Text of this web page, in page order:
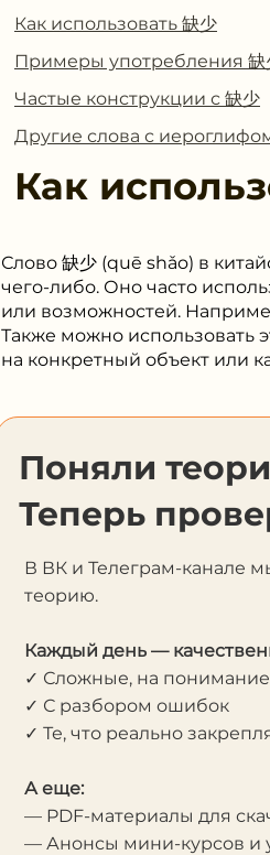
Как использовать 缺少
Примеры употребления 缺
Частые конструкции с 缺少
Другие слова с
Как
Слово 缺少 (quē shǎo) в
чего-либо. Оно часто
или возможностей.
Также можно использовать
на конкретный объект или
Поняли
Теперь
В ВК и Телеграм-канале
теорию.
Каждый день —
✓ Сложные, на
✓ С разбором ошибок
✓ Те, что реально
А еще:
— PDF-материалы для
— Анонсы мини-курсов и